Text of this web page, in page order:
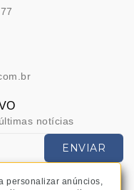
personalizar anúncios,
notícias
ENVIAR